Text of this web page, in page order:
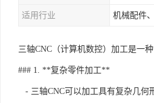
适用行业 机械配件
三轴CNC（计算机数控）加工是一
### 1. **复杂零件加工**
- 三轴CNC可以加工具有复杂几何